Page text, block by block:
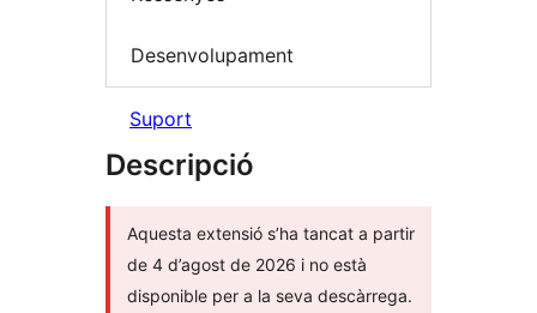
Desenvolupament
Suport
Descripció
Aquesta extensió s’ha tancat a partir
de 4 d’agost de 2026 i no està
disponible per a la seva descàrrega.